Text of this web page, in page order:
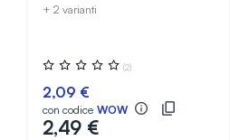
+ 2 varianti
Valutazione:
0%
(2)
2,09 €
con codice WOW
2,49 €